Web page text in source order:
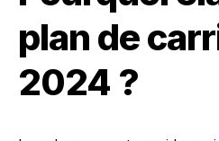
plan de
2024 ?